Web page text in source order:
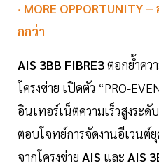
· MORE OPPORTUNITY
กกว่า
AIS 3BB FIBRE3ตอกย้ำคว
โครงข่าย เปิดตัว “PRO-
อินเทอร์เน็ตความเร็วสูงระ
ตอบโจทย์การจัดงานอีเวนต์
จากโครงข่าย AIS และ AIS